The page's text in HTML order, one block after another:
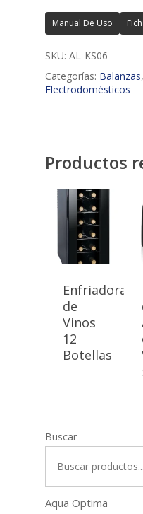
Manual De Uso
SKU: AL-KS06
Categorías: Balanzas,
Electrodomésticos
Productos
Enfriadora
de
Vinos
12
Botellas
Buscar
Aqua Optima